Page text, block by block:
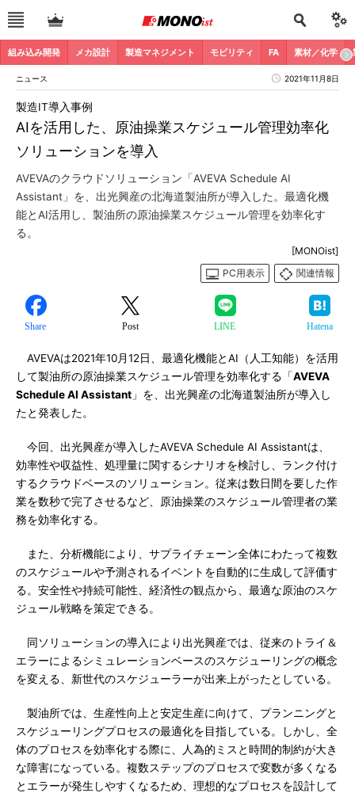
組み込み開発 メカ設計 製造マネジメント モビリティ FA 素材／化学
ニュース 2021年11月8日
AIを活用した、原油操業スケジュール管理効率化
ソリューションを導入
製造IT導入事例
AVEVAのクラウドソリューション「AVEVA Schedule AI
Assistant」を、出光興産の北海道製油所が導入した。最適化機
能とAI活用し、製油所の原油操業スケジュール管理を効率化す
る。
[MONOist]
PC用表示
関連情報
Share Post LINE Hatena
AVEVAは2021年10月12日、最適化機能とAI（人工知能）を活用
して製油所の原油操業スケジュール管理を効率化する「AVEVA
Schedule AI Assistant 」を、出光興産の北海道製油所が導入し
たと発表した。
今回、出光興産が導入したAVEVA Schedule AI Assistantは、
効率性や収益性、処理量に関するシナリオを検討し、ランク付け
するクラウドベースのソリューション。従来は数日間を要した作
業を数秒で完了させるなど、原油操業のスケジュール管理者の業
務を効率化する。
また、分析機能により、サプライチェーン全体にわたって複数
のスケジュールや予測されるイベントを自動的に生成して評価す
る。安全性や持続可能性、経済性の観点から、最適な原油のスケ
ジュール戦略を策定できる。
同ソリューションの導入により出光興産では、従来のトライ＆
エラーによるシミュレーションベースのスケジューリングの概念
を変える、新世代のスケジューラーが出来上がったとしている。
製油所では、生産性向上と安定生産に向けて、プランニングと
スケジューリングプロセスの最適化を目指している。しかし、全
体のプロセスを効率化する際に、人為的ミスと時間的制約が大き
な障害になっている。複数ステップのプロセスで変数が多くなる
とエラーが発生しやすくなるため、理想的なプロセスを設計して